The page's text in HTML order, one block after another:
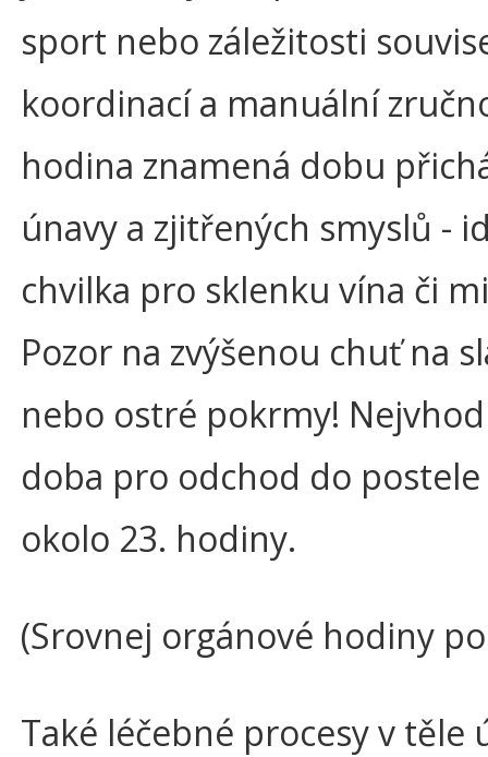
sport nebo záležitosti
koordinací a manuální
hodina znamená dobu
únavy a zjitřených smyslů -
chvilka pro sklenku vína či
Pozor na zvýšenou chuť na
nebo ostré pokrmy!
doba pro odchod do postele
okolo 23. hodiny.
(Srovnej orgánové hodiny
Také léčebné procesy v těle